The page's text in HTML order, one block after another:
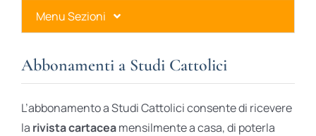
Menu Sezioni
Ares Gold
Ares Digital
Abbonamenti a Studi Cattolici
L’abbonamento a Studi Cattolici consente di ricevere
la rivista cartaceamensilmente a casa, di poterla